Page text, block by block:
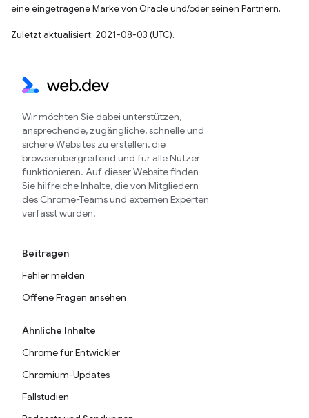
eine eingetragene Marke von Oracle und/oder seinen Partnern.
Zuletzt aktualisiert: 2021-08-03 (UTC).
Wir möchten Sie dabei unterstützen,
ansprechende, zugängliche, schnelle und
sichere Websites zu erstellen, die
browserübergreifend und für alle Nutzer
funktionieren. Auf dieser Website finden
Sie hilfreiche Inhalte, die von Mitgliedern
des Chrome-Teams und externen Experten
verfasst wurden.
Beitragen
Fehler melden
Offene Fragen ansehen
Ähnliche Inhalte
Chrome für Entwickler
Chromium-Updates
Fallstudien